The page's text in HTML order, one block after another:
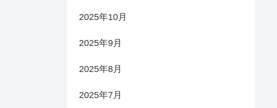
2025年10月
2025年9月
2025年8月
2025年7月